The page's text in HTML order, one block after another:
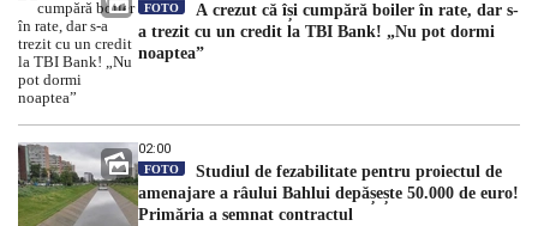
FOTO
A crezut că își cumpără boiler în rate, dar s-
a trezit cu un credit la TBI Bank! „Nu pot dormi
noaptea”
02:00
FOTO
Studiul de fezabilitate pentru proiectul de
amenajare a râului Bahlui depășește 50.000 de euro!
Primăria a semnat contractul